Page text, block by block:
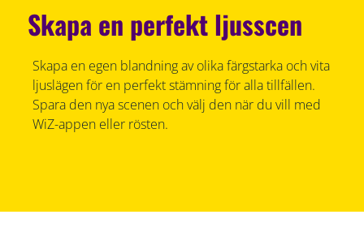
Skapa en perfekt ljusscen
Skapa en egen blandning av olika färgstarka och vita
ljuslägen för en perfekt stämning för alla tillfällen.
Spara den nya scenen och välj den när du vill med
WiZ-appen eller rösten.